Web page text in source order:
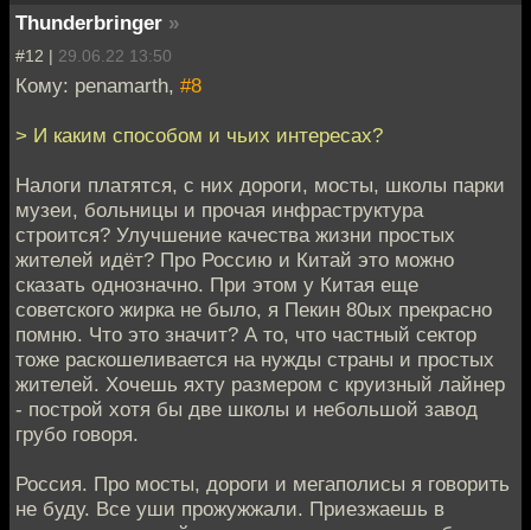
Thunderbringer »
#12 | 29.06.22 13:50
Кому: penamarth, #8
> И каким способом и чьих интересах?
Налоги платятся, с них дороги, мосты, школы парки
музеи, больницы и прочая инфраструктура
строится? Улучшение качества жизни простых
жителей идёт? Про Россию и Китай это можно
сказать однозначно. При этом у Китая еще
советского жирка не было, я Пекин 80ых прекрасно
помню. Что это значит? А то, что частный сектор
тоже раскошеливается на нужды страны и простых
жителей. Хочешь яхту размером с круизный лайнер
- построй хотя бы две школы и небольшой завод
грубо говоря.
Россия. Про мосты, дороги и мегаполисы я говорить
не буду. Все уши прожужжали. Приезжаешь в